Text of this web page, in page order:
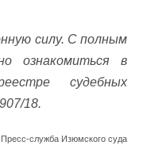
силу. С полным
ознакомиться в
судебных
18.
Пресс-служба Изюмского суда